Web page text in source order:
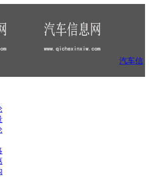
汽车信